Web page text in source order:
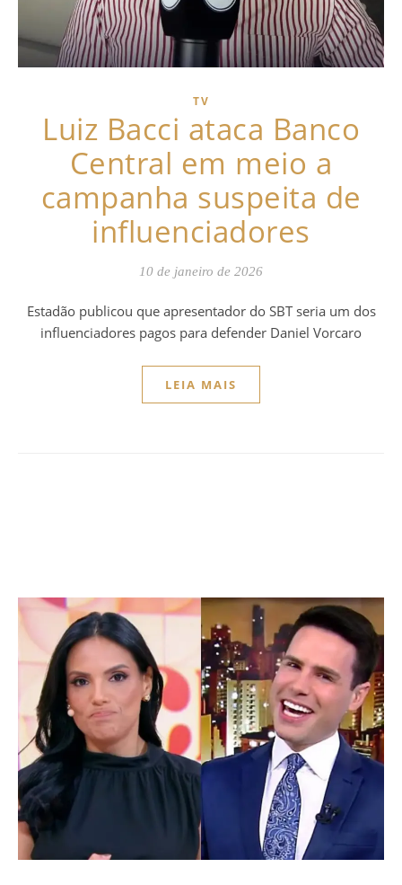
TV
Luiz Bacci ataca Banco
Central em meio a
campanha suspeita de
influenciadores
10 de janeiro de 2026
Estadão publicou que apresentador do SBT seria um dos
influenciadores pagos para defender Daniel Vorcaro
LEIA MAIS